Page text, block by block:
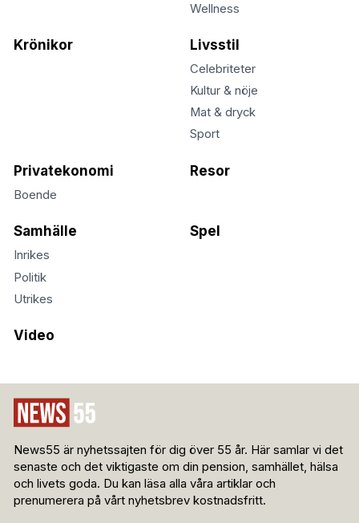
Wellness
Krönikor Livsstil
Celebriteter
Kultur & nöje
Mat & dryck
Sport
Privatekonomi
Boende
Resor
Samhälle
Inrikes
Politik
Utrikes
Spel
Video
News55 är nyhetssajten för dig över 55 år. Här samlar vi det
senaste och det viktigaste om din pension, samhället, hälsa
och livets goda. Du kan läsa alla våra artiklar och
prenumerera på vårt nyhetsbrev kostnadsfritt.